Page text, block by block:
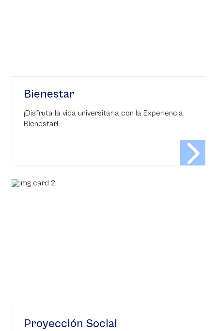
Bienestar
¡Disfruta la vida universitaria con la Experiencia
Bienestar!
Proyección Social